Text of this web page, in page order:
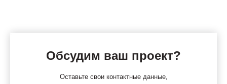
Обсудим ваш проект?
Оставьте свои контактные данные,